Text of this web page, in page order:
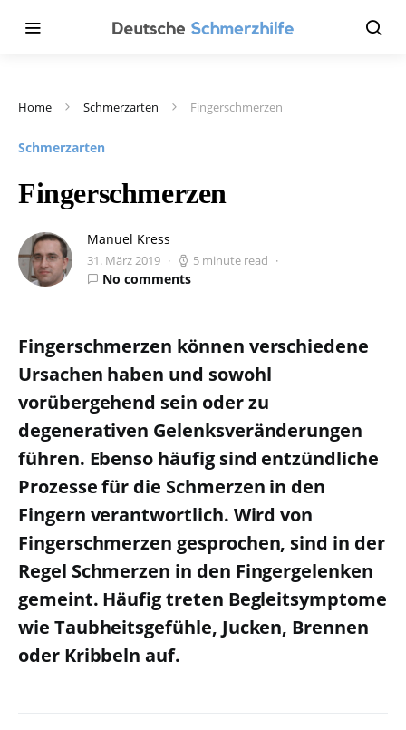
Home Schmerzarten Fingerschmerzen
Schmerzarten
Fingerschmerzen
Manuel Kress
31. März 2019 5 minute read
No comments
Fingerschmerzen können verschiedene
Ursachen haben und sowohl
vorübergehend sein oder zu
degenerativen Gelenksveränderungen
führen. Ebenso häufig sind entzündliche
Prozesse für die Schmerzen in den
Fingern verantwortlich. Wird von
Fingerschmerzen gesprochen, sind in der
Regel Schmerzen in den Fingergelenken
gemeint. Häufig treten Begleitsymptome
wie Taubheitsgefühle, Jucken, Brennen
oder Kribbeln auf.